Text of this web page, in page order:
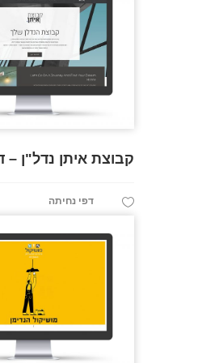
קבוצת איתן נדל"ן –
דפי נחיתה